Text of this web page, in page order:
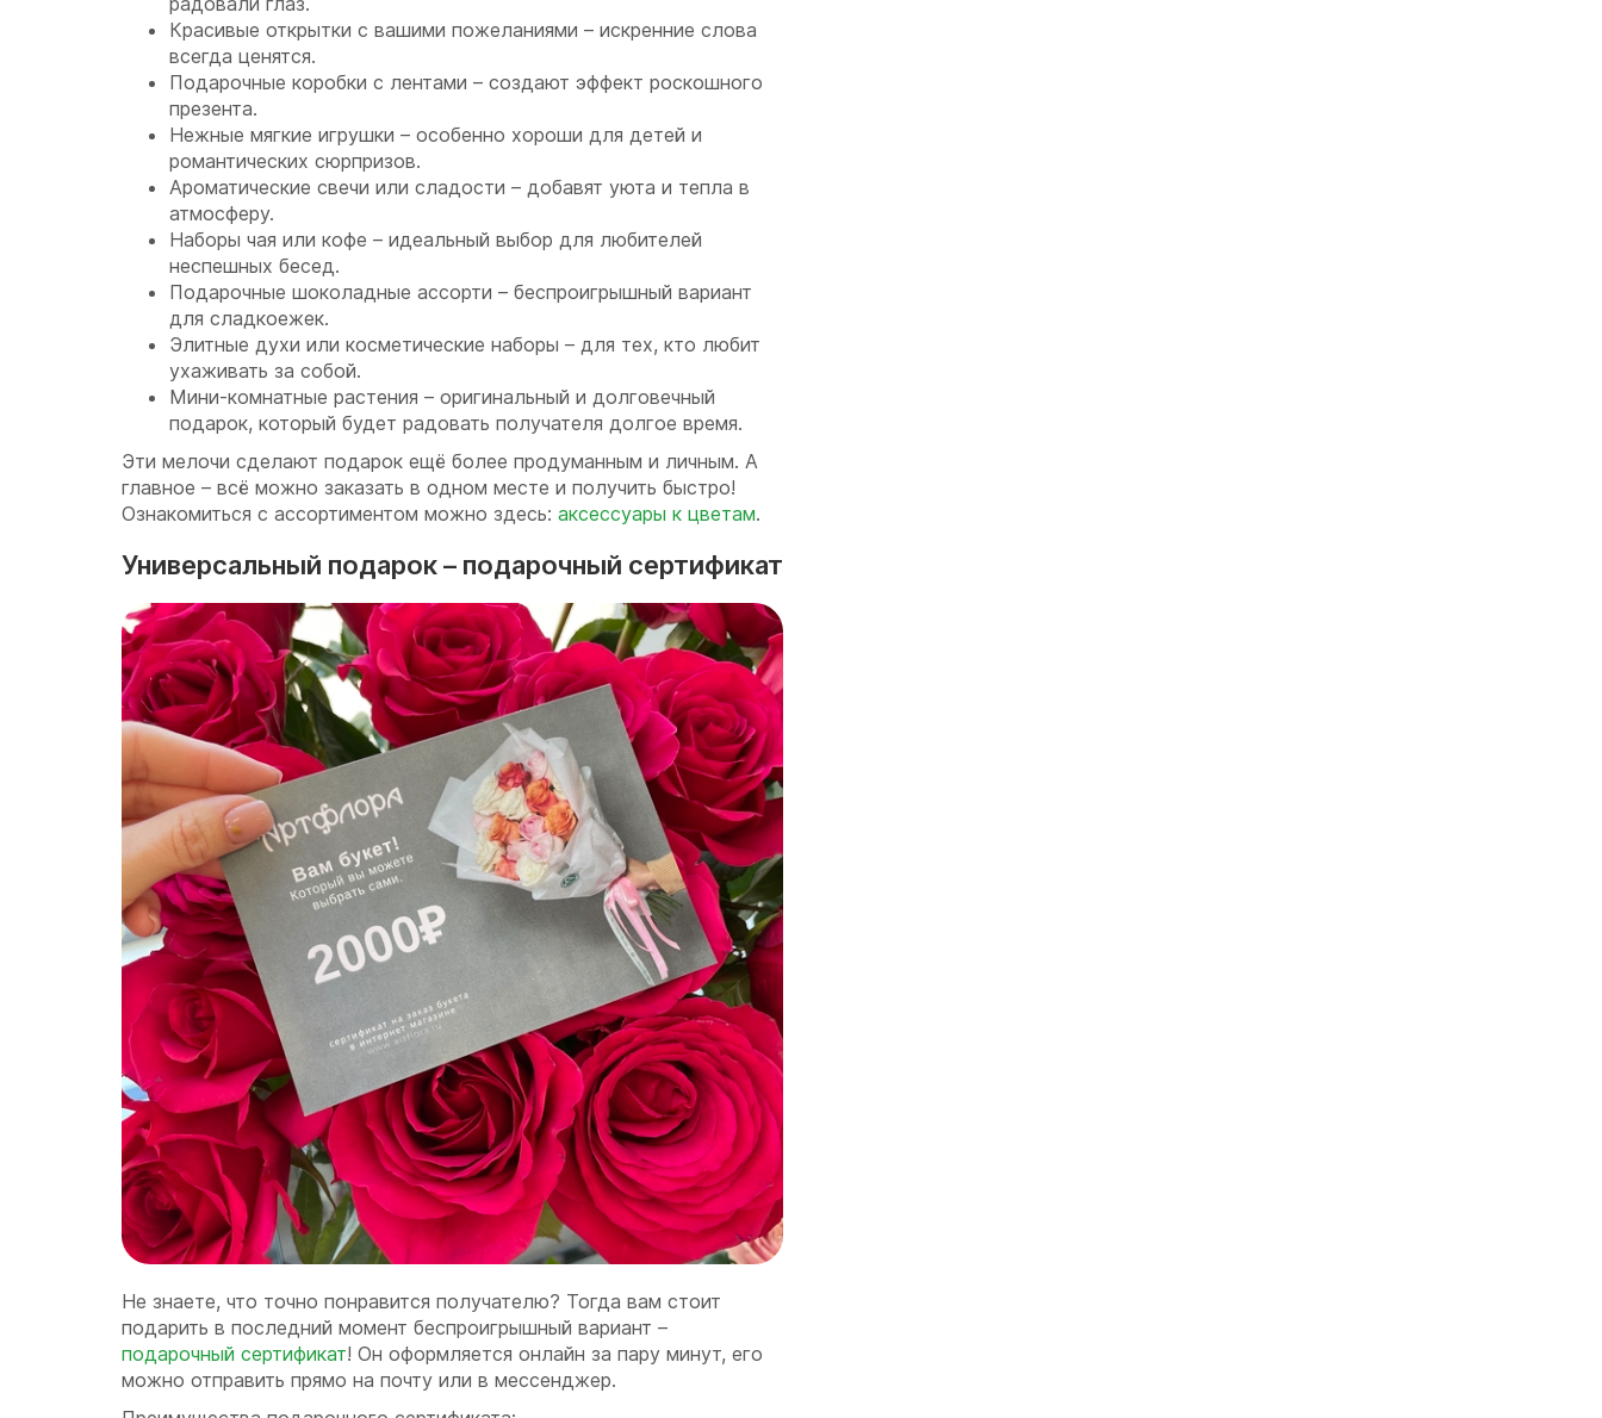
Красивые открытки с вашими пожеланиями – искренние слова
всегда ценятся.
Подарочные коробки с лентами – создают эффект роскошного
презента.
Нежные мягкие игрушки – особенно хороши для детей и
романтических сюрпризов.
Ароматические свечи или сладости – добавят уюта и тепла в
атмосферу.
Наборы чая или кофе – идеальный выбор для любителей
неспешных бесед.
Подарочные шоколадные ассорти – беспроигрышный вариант
для сладкоежек.
Элитные духи или косметические наборы – для тех, кто любит
ухаживать за собой.
Мини-комнатные растения – оригинальный и долговечный
подарок, который будет радовать получателя долгое время.
Эти мелочи сделают подарок ещё более продуманным и личным. А
главное – всё можно заказать в одном месте и получить быстро!
Ознакомиться с ассортиментом можно здесь: аксессуары к цветам.
Универсальный подарок – подарочный сертификат
Не знаете, что точно понравится получателю? Тогда вам стоит
подарить в последний момент беспроигрышный вариант –
подарочный сертификат! Он оформляется онлайн за пару минут, его
можно отправить прямо на почту или в мессенджер.